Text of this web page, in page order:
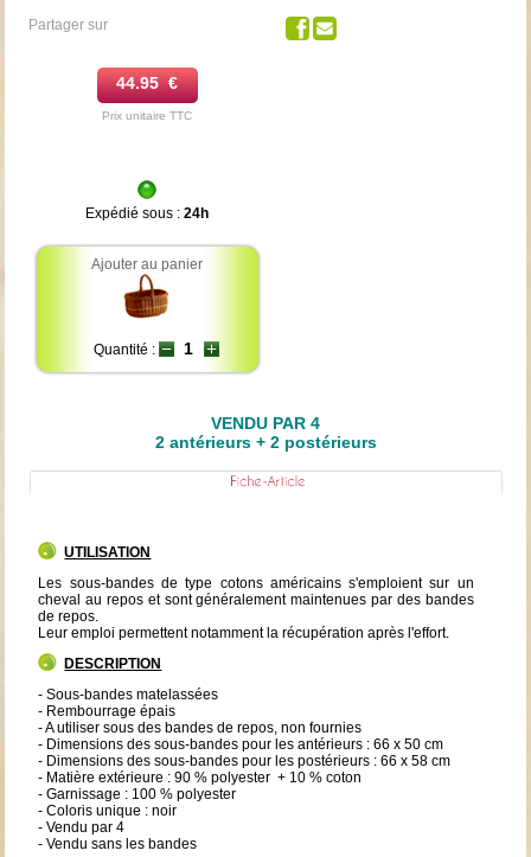
Partager sur
44.95 €
Prix unitaire TTC
Expédié sous :24h
Ajouter au panier
Quantité :
VENDU PAR 4
2 antérieurs + 2 postérieurs
UTILISATION
Les sous-bandes de type cotons américains s'emploient sur un
cheval au repos et sont généralement maintenues par des bandes
de repos.
Leur emploi permettent notamment la récupération après l'effort.
DESCRIPTION
- Sous-bandes matelassées
- Rembourrage épais
- A utiliser sous des bandes de repos, non fournies
- Dimensions des sous-bandes pour les antérieurs : 66 x 50 cm
- Dimensions des sous-bandes pour les postérieurs : 66 x 58 cm
- Matière extérieure : 90 % polyester + 10 % coton
- Garnissage : 100 % polyester
- Coloris unique : noir
- Vendu par 4
- Vendu sans les bandes